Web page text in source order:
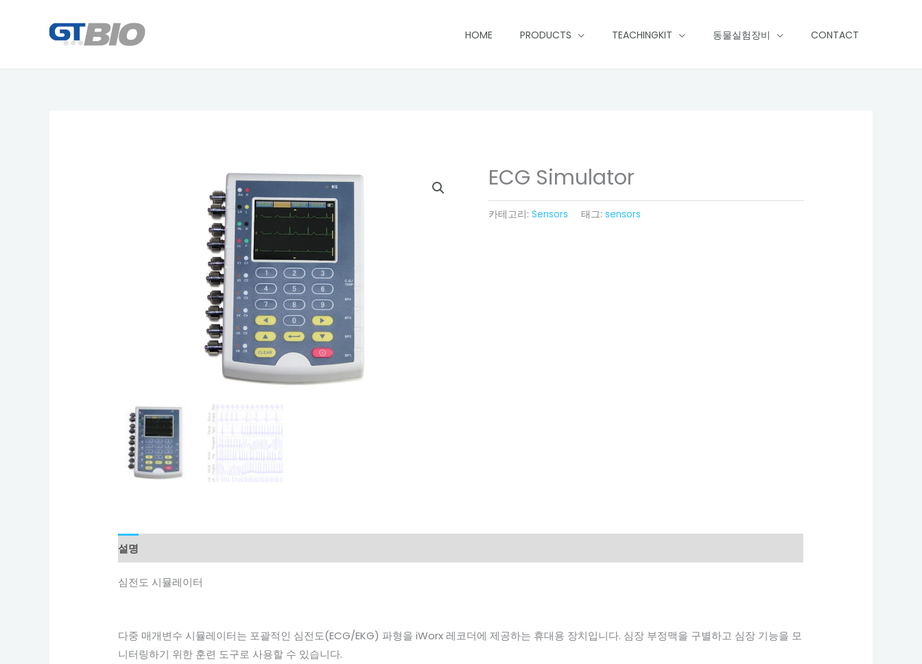
HOME PRODUCTS TEACHINGKIT 동물실험장비 CONTACT
ECG Simulator
카테고리: Sensors 태그: sensors
설명
심전도 시뮬레이터
다중 매개변수 시뮬레이터는 포괄적인 심전도(ECG/EKG) 파형을 iWorx 레코더에 제공하는 휴대용 장치입니다. 심장 부정맥을 구별하고 심장 기능을 모
니터링하기 위한 훈련 도구로 사용할 수 있습니다.